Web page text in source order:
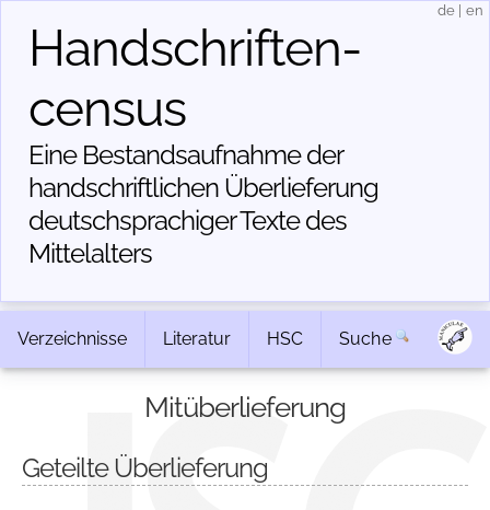
Handschriften­
census
Eine Bestandsaufnahme der
handschriftlichen Über­lieferung
deutschsprachiger Texte des
Mittelalters
de en
Verzeichnisse Literatur HSC Suche
Mitüberlieferung
Geteilte Überlieferung